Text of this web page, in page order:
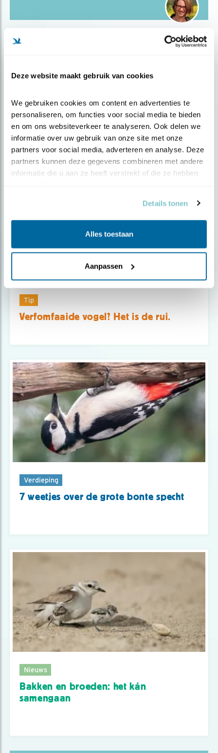
Deze website maakt gebruik van cookies
We gebruiken cookies om content en advertenties te
personaliseren, om functies voor social media te bieden
en om ons websiteverkeer te analyseren. Ook delen we
informatie over uw gebruik van onze site met onze
partners voor social media, adverteren en analyse. Deze
partners kunnen deze gegevens combineren met andere
informatie die u aan ze heeft verstrekt of die ze hebben
Details tonen
Alles toestaan
Aanpassen
VERSTERKING GR..
Door Idde Lammers
Populair
Tip
Verfomfaaide vogel? Het is de rui.
Verdieping
7 weetjes over de grote bonte specht
Nieuws
Bakken en broeden: het kán
samengaan